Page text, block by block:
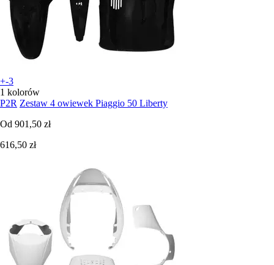
+-3
1 kolorów
P2R Zestaw 4 owiewek Piaggio 50 Liberty
Od 901,50 zł
616,50 zł